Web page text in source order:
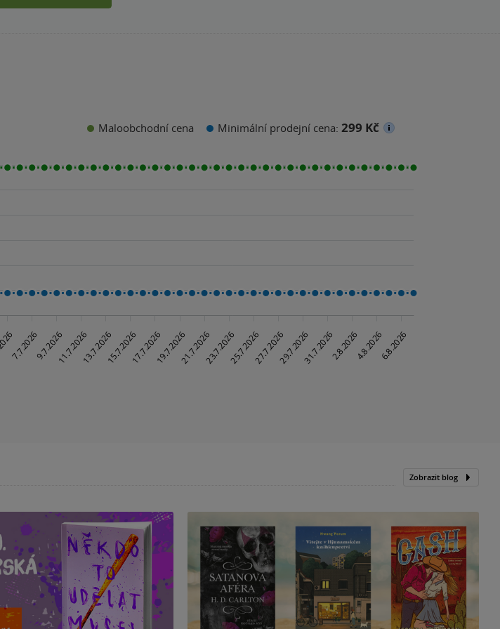
Maloobchodní cena Minimální prodejní cena: 299 Kč
Zobrazit blog